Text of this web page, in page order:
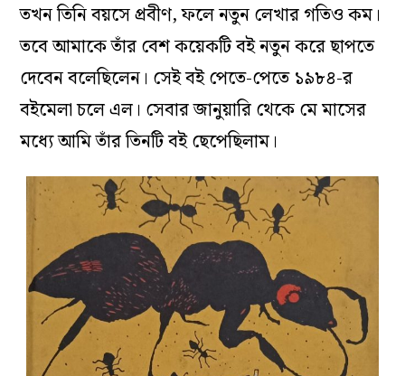
তখন তিনি বয়সে প্রবীণ, ফলে নতুন লেখার গতিও কম।
তবে আমাকে তাঁর বেশ কয়েকটি বই নতুন করে ছাপতে
দেবেন বলেছিলেন। সেই বই পেতে-পেতে ১৯৮৪-র
বইমেলা চলে এল। সেবার জানুয়ারি থেকে মে মাসের
মধ্যে আমি তাঁর তিনটি বই ছেপেছিলাম।